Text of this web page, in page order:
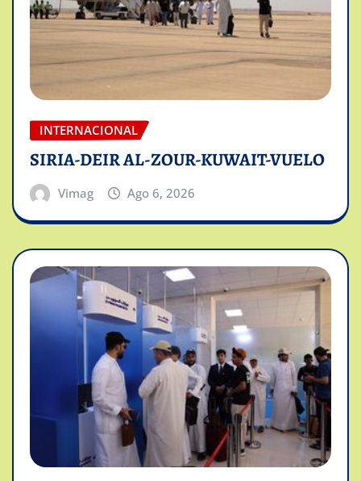
INTERNACIONAL
SIRIA-DEIR AL-ZOUR-KUWAIT-VUELO
Vimag Ago 6, 2026